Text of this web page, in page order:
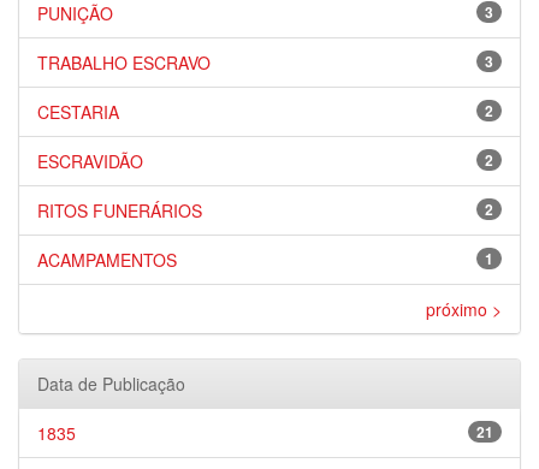
3
PUNIÇÃO
3
TRABALHO ESCRAVO
2
CESTARIA
2
ESCRAVIDÃO
2
RITOS FUNERÁRIOS
1
ACAMPAMENTOS
próximo >
Data de Publicação
21
1835